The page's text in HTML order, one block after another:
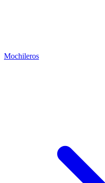
Mochileros